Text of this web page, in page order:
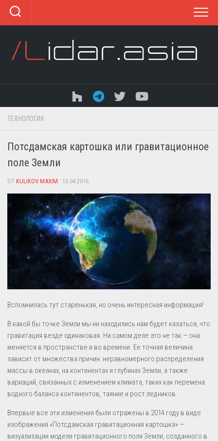
Перейти
содержанию
ТЕХНОЛОГИЯ
Потсдамская картошка или гравитационное
поле Земли
ОТ KULIKOV MAXIM · 13.04.2016
Вспомнилась тут старенькая, но очень интересная информация!
В какой бы точке Земли мы ни находились нам будет казаться, что
гравитация везде одинаковая. На самом деле это не так — она
меняется в пространстве и во времени. Ее точная величина
зависит от множества причин: неравномерного распределения
массы в океанах, на континентах и глубинах Земли, а также
вариаций, связанных с изменением климата, таких как перемена
водного баланса континентов, таяние и рост ледников.
Впервые все эти изменения были отражены в 2014 году в виде
изображения «Потсдамская гравитационная картошка» —
визуализации модели гравитационного поля Земли, созданного в